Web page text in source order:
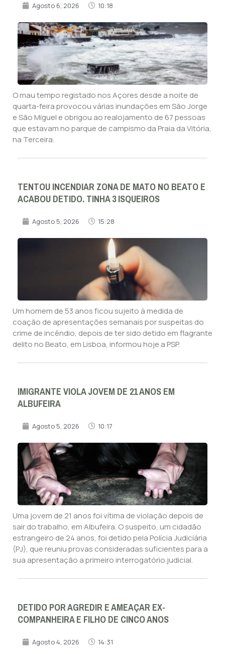
Agosto 6, 2026 10:18
O mau tempo registado nos Açores desde a noite de
quarta-feira provocou várias inundações em São Jorge
e São Miguel e obrigou ao realojamento de 67 pessoas
que estavam no parque de campismo da Praia da Vitória,
na Terceira.
TENTOU INCENDIAR ZONA DE MATO NO BEATO E
ACABOU DETIDO. TINHA 3 ISQUEIROS
Agosto 5, 2026 15:28
Um homem de 53 anos ficou sujeito à medida de
coação de apresentações semanais por suspeitas do
crime de incêndio, depois de ter sido detido em flagrante
delito no Beato, em Lisboa, informou hoje a PSP.
IMIGRANTE VIOLA JOVEM DE 21 ANOS EM
ALBUFEIRA
Agosto 5, 2026 10:17
Uma jovem de 21 anos foi vítima de violação depois de
sair do trabalho, em Albufeira. O suspeito, um cidadão
estrangeiro de 24 anos, foi detido pela Polícia Judiciária
(PJ), que reuniu provas consideradas suficientes para a
sua apresentação a primeiro interrogatório judicial.
DETIDO POR AGREDIR E AMEAÇAR EX-
COMPANHEIRA E FILHO DE CINCO ANOS
Agosto 4, 2026 14:31